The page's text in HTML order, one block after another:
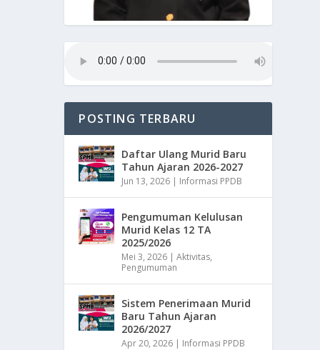
POSTING TERBARU
Daftar Ulang Murid Baru
Tahun Ajaran 2026-2027
Jun 13, 2026 | Informasi PPDB
Pengumuman Kelulusan
Murid Kelas 12 TA
2025/2026
Mei 3, 2026 |Aktivitas,
Pengumuman
Sistem Penerimaan Murid
Baru Tahun Ajaran
2026/2027
Apr 20, 2026 | Informasi PPDB